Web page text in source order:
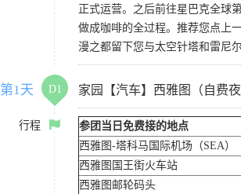
正式运营。之后前往星巴克全球
做成咖啡的全过程。推荐您点上
漫之都留下您与太空针塔和雷尼
第1天 D1 家园【汽车】西雅图（自费
行程
参团当日免费接的地点
西雅图-塔科马国际机场（SEA）
西雅图国王街火车站
西雅图邮轮码头